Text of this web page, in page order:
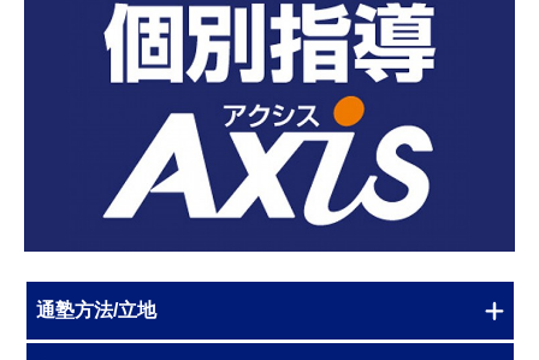
通塾方法/立地